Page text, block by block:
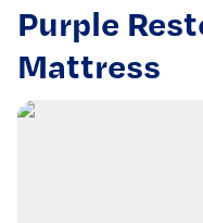
Purple
Mattress